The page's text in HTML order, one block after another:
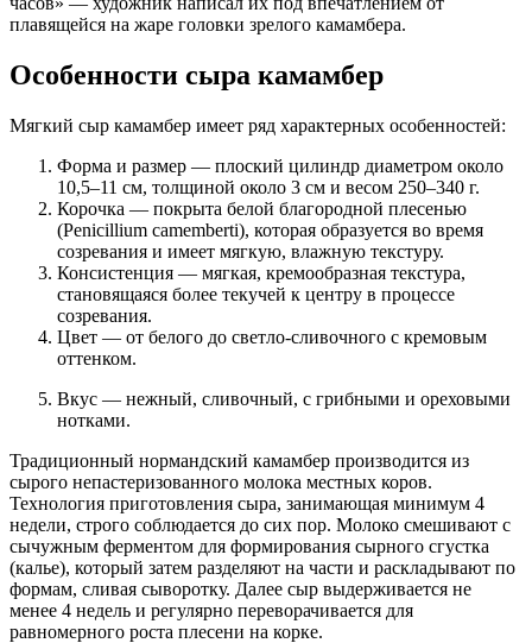
плавящейся на жаре головки зрелого камамбера.
Особенности сыра камамбер
Мягкий сыр камамбер имеет ряд характерных особенностей:
Форма и размер — плоский цилиндр диаметром около
10,5–11 см, толщиной около 3 см и весом 250–340 г.
Корочка — покрыта белой благородной плесенью
(Penicillium camemberti), которая образуется во время
созревания и имеет мягкую, влажную текстуру.
Консистенция — мягкая, кремообразная текстура,
становящаяся более текучей к центру в процессе
созревания.
Цвет — от белого до светло-сливочного с кремовым
оттенком.
Вкус — нежный, сливочный, с грибными и ореховыми
нотками.
Традиционный нормандский камамбер производится из
сырого непастеризованного молока местных коров.
Технология приготовления сыра, занимающая минимум 4
недели, строго соблюдается до сих пор. Молоко смешивают с
сычужным ферментом для формирования сырного сгустка
(калье), который затем разделяют на части и раскладывают по
формам, сливая сыворотку. Далее сыр выдерживается не
менее 4 недель и регулярно переворачивается для
равномерного роста плесени на корке.